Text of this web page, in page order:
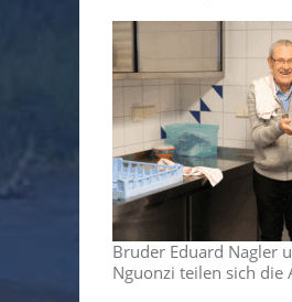
Bruder Eduard Nagler
Nguonzi teilen sich die